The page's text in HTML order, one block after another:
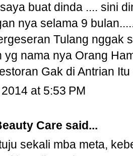
buat dinda .... sini
nya selama 9
Tulang nggak
yg nama nya Orang
Gak di Antrian
at 5:53 PM
Care said...
sekali mba meta,